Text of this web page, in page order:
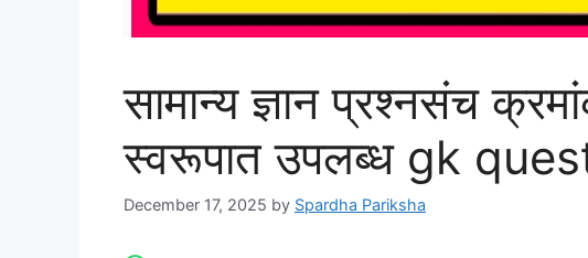
सामान्य ज्ञान प्रश्नसंच
स्वरूपात उपलब्ध gk
December 17, 2025 by Spardha Pariksha